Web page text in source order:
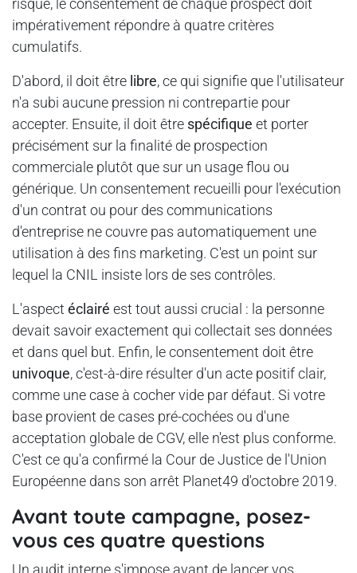
risque, le consentement de chaque prospect doit
impérativement répondre à quatre critères
cumulatifs.
D'abord, il doit être libre, ce qui signifie que l'utilisateur
n'a subi aucune pression ni contrepartie pour
accepter. Ensuite, il doit être spécifique et porter
précisément sur la finalité de prospection
commerciale plutôt que sur un usage flou ou
générique. Un consentement recueilli pour l'exécution
d'un contrat ou pour des communications
d'entreprise ne couvre pas automatiquement une
utilisation à des fins marketing. C'est un point sur
lequel la CNIL insiste lors de ses contrôles.
L'aspect éclairé est tout aussi crucial : la personne
devait savoir exactement qui collectait ses données
et dans quel but. Enfin, le consentement doit être
univoque, c'est-à-dire résulter d'un acte positif clair,
comme une case à cocher vide par défaut. Si votre
base provient de cases pré-cochées ou d'une
acceptation globale de CGV, elle n'est plus conforme.
C'est ce qu'a confirmé la Cour de Justice de l'Union
Européenne dans son arrêt Planet49 d'octobre 2019.
Avant toute campagne, posez-
vous ces quatre questions
Un audit interne s'impose avant de lancer vos